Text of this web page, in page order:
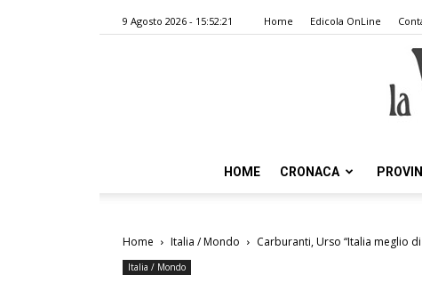
9 Agosto 2026 - 15:52:21 Home Edicola OnLine
HOME CRONACA
Home Italia / Mondo Carburanti, Urso “Italia meglio
Italia / Mondo